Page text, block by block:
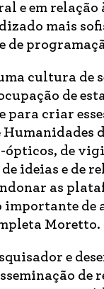
e em
mais
de
cultura de
de
criar
de
ideias e de
as
importante
Moretto.
e
de